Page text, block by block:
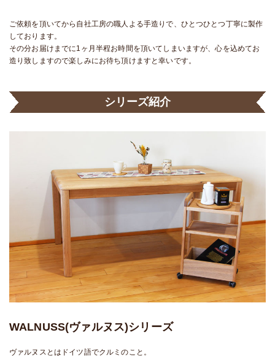
ご依頼を頂いてから自社工房の職人よる手造りで、ひとつひとつ丁寧に製作
しております。
その分お届けまでに1ヶ月半程お時間を頂いてしまいますが、心を込めてお
造り致しますので楽しみにお待ち頂けますと幸いです。
シリーズ紹介
WALNUSS(ヴァルヌス)シリーズ
ヴァルヌスとはドイツ語でクルミのこと。